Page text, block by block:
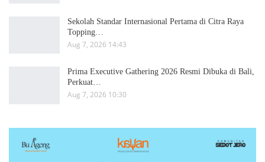
Sekolah Standar Internasional Pertama di Citra Raya
Topping…
Aug 7, 2026 14:43
Prima Executive Gathering 2026 Resmi Dibuka di Bali,
Perkuat…
Aug 7, 2026 10:30